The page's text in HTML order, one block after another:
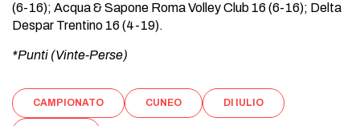
(6-16); Acqua & Sapone Roma Volley Club 16 (6-16); Delta
Despar Trentino 16 (4-19).
*Punti (Vinte-Perse)
CAMPIONATO CUNEO DI IULIO